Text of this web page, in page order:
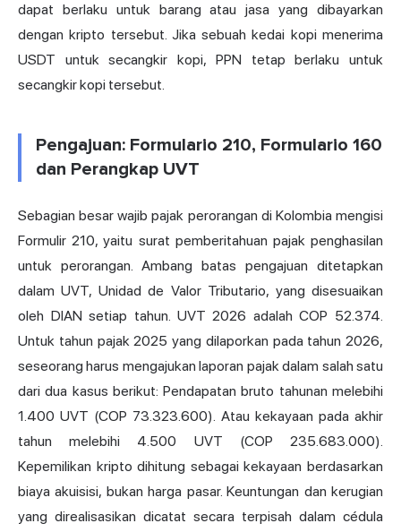
dapat berlaku untuk barang atau jasa yang dibayarkan
dengan kripto tersebut. Jika sebuah kedai kopi menerima
USDT untuk secangkir kopi, PPN tetap berlaku untuk
secangkir kopi tersebut.
Pengajuan: Formulario 210, Formulario 160
dan Perangkap UVT
Sebagian besar wajib pajak perorangan di Kolombia mengisi
Formulir 210, yaitu surat pemberitahuan pajak penghasilan
untuk perorangan. Ambang batas pengajuan ditetapkan
dalam UVT, Unidad de Valor Tributario, yang disesuaikan
oleh DIAN setiap tahun. UVT 2026 adalah COP 52.374.
Untuk tahun pajak 2025 yang dilaporkan pada tahun 2026,
seseorang harus mengajukan laporan pajak dalam salah satu
dari dua kasus berikut: Pendapatan bruto tahunan melebihi
1.400 UVT (COP 73.323.600). Atau kekayaan pada akhir
tahun melebihi 4.500 UVT (COP 235.683.000).
Kepemilikan kripto dihitung sebagai kekayaan berdasarkan
biaya akuisisi, bukan harga pasar. Keuntungan dan kerugian
yang direalisasikan dicatat secara terpisah dalam cédula